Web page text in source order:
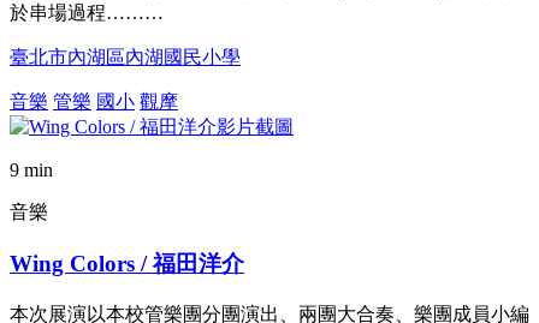
於串場過程………
臺北市內湖區內湖國民小學
音樂 管樂 國小 觀摩
9 min
音樂
Wing Colors / 福田洋介
本次展演以本校管樂團分團演出、兩團大合奏、樂團成員小編